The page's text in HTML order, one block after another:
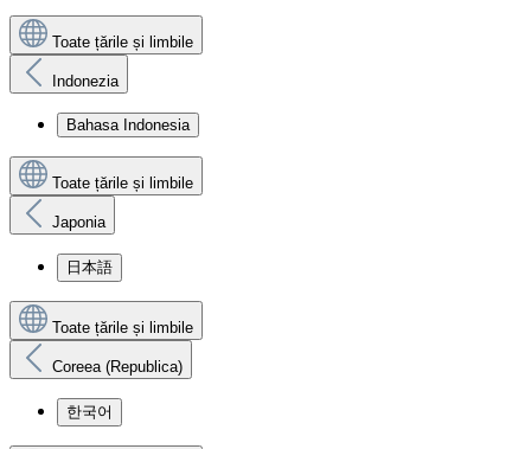
Toate țările și limbile
Indonezia
Bahasa Indonesia
Toate țările și limbile
Japonia
日本語
Toate țările și limbile
Coreea (Republica)
한국어